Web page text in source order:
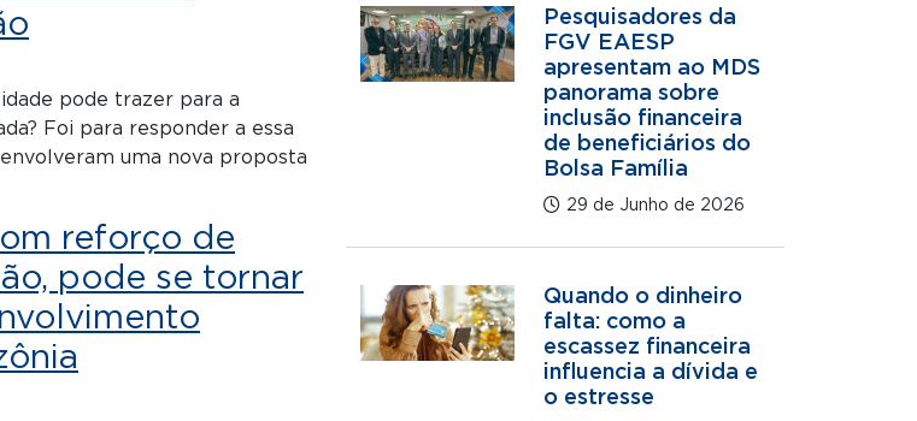
pode trazer para a
Foi para responder a essa
uma nova proposta
reforço de
pode se tornar
Pesquisadores da
FGV EAESP
apresentam ao MDS
panorama sobre
inclusão financeira
de beneficiários do
Bolsa Família
29 de Junho de 2026
Quando o dinheiro
falta: como a
escassez financeira
influencia a dívida e
o estresse